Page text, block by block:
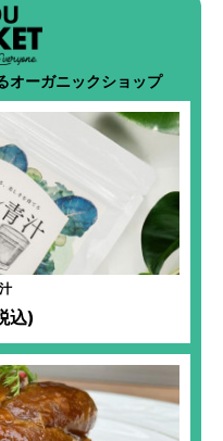
オーガニックショップ
込)